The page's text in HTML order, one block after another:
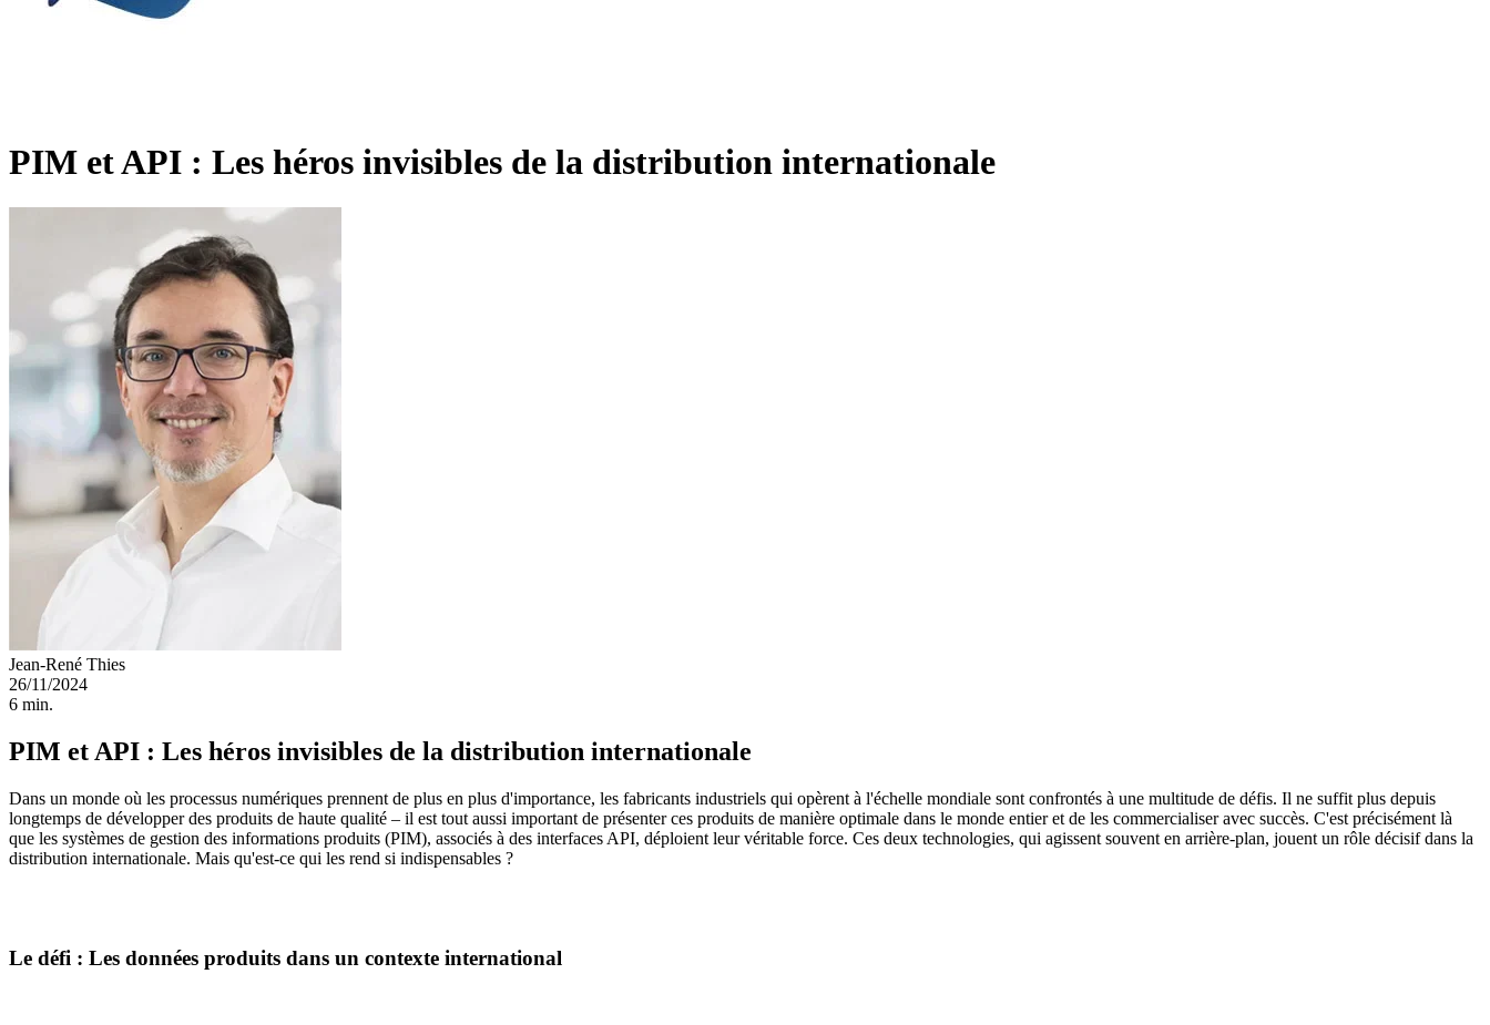
PIM et API : Les héros invisibles de la distribution internationale
Jean-René Thies
26/11/2024
6 min.
PIM et API : Les héros invisibles de la distribution internationale
Dans un monde où les processus numériques prennent de plus en plus d'importance, les fabricants industriels qui opèrent à l'échelle mondiale sont confrontés à une multitude de défis. Il ne suffit plus depuis
longtemps de développer des produits de haute qualité – il est tout aussi important de présenter ces produits de manière optimale dans le monde entier et de les commercialiser avec succès. C'est précisément là
que les systèmes de gestion des informations produits (PIM), associés à des interfaces API, déploient leur véritable force. Ces deux technologies, qui agissent souvent en arrière-plan, jouent un rôle décisif dans la
distribution internationale. Mais qu'est-ce qui les rend si indispensables ?
Le défi : Les données produits dans un contexte international